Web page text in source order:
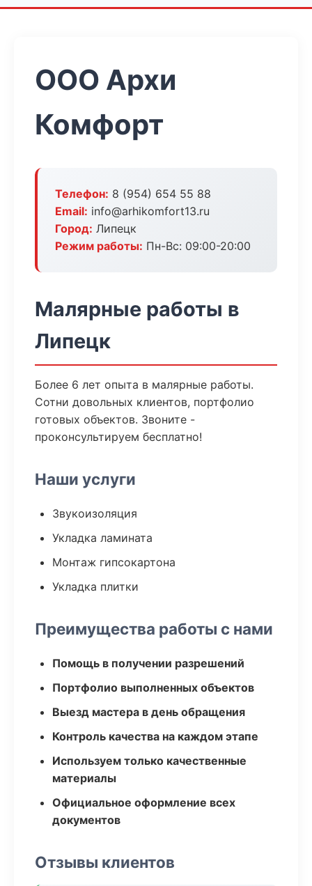
ООО Архи
Комфорт
Телефон: 8 (954) 654 55 88
Email: info@arhikomfort13.ru
Город: Липецк
Режим работы: Пн-Вс: 09:00-20:00
Малярные работы в
Липецк
Более 6 лет опыта в малярные работы.
Сотни довольных клиентов, портфолио
готовых объектов. Звоните -
проконсультируем бесплатно!
Наши услуги
Звукоизоляция
Укладка ламината
Монтаж гипсокартона
Укладка плитки
Преимущества работы с нами
Помощь в получении разрешений
Портфолио выполненных объектов
Выезд мастера в день обращения
Контроль качества на каждом этапе
Используем только качественные
материалы
Официальное оформление всех
документов
Отзывы клиентов